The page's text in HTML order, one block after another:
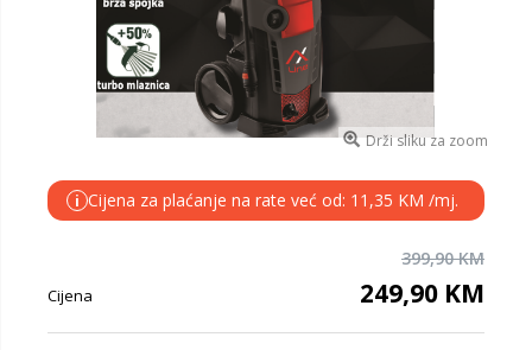
Drži sliku za zoom
i Cijena za plaćanje na rate već od: 11,35 KM /mj.
399,90 KM
Cijena 249,90 KM